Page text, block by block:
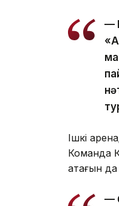
—
Ішкі
Команда
атағын
—